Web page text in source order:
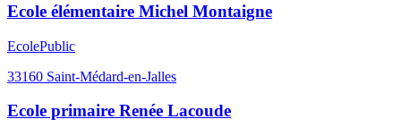
Ecole élémentaire Michel Montaigne
EcolePublic
33160 Saint-Médard-en-Jalles
Ecole primaire Renée Lacoude